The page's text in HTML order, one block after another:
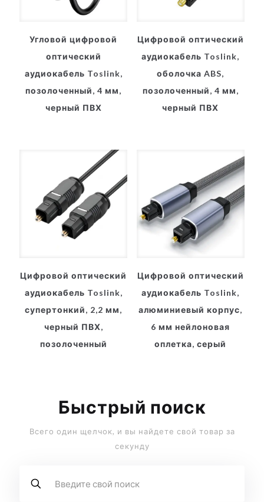
Угловой цифровой
оптический
аудиокабель Toslink,
позолоченный, 4 мм,
черный ПВХ
Цифровой оптический
аудиокабель Toslink,
оболочка ABS,
позолоченный, 4 мм,
черный ПВХ
Цифровой оптический
аудиокабель Toslink,
супертонкий, 2,2 мм,
черный ПВХ,
позолоченный
Цифровой оптический
аудиокабель Toslink,
алюминиевый корпус,
6 мм нейлоновая
оплетка, серый
Быстрый поиск
Всего один щелчок, и вы найдете свой товар за
секунду